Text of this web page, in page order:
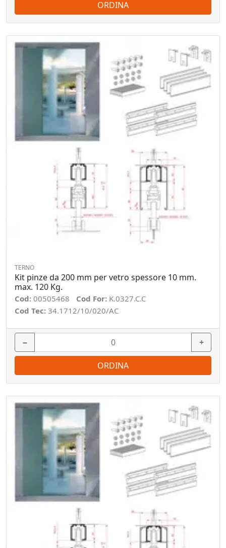
ORDINA
TERNO
Kit pinze da 200 mm per vetro spessore 10 mm.
max. 120 Kg.
Cod: 00505468 Cod For: K.0327.C.C
Cod Tec: 34.1712/10/020/AC
− +
ORDINA